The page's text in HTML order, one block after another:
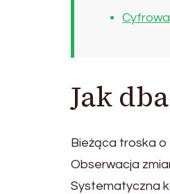
Jak
Bieżąca troska o
Obserwacja
Systematyczna